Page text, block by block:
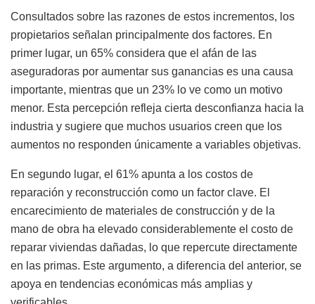
Consultados sobre las razones de estos incrementos, los
propietarios señalan principalmente dos factores. En
primer lugar, un 65% considera que el afán de las
aseguradoras por aumentar sus ganancias es una causa
importante, mientras que un 23% lo ve como un motivo
menor. Esta percepción refleja cierta desconfianza hacia la
industria y sugiere que muchos usuarios creen que los
aumentos no responden únicamente a variables objetivas.
En segundo lugar, el 61% apunta a los costos de
reparación y reconstrucción como un factor clave. El
encarecimiento de materiales de construcción y de la
mano de obra ha elevado considerablemente el costo de
reparar viviendas dañadas, lo que repercute directamente
en las primas. Este argumento, a diferencia del anterior, se
apoya en tendencias económicas más amplias y